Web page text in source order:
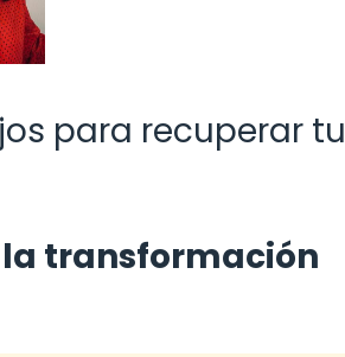
para recuperar tu
transformación